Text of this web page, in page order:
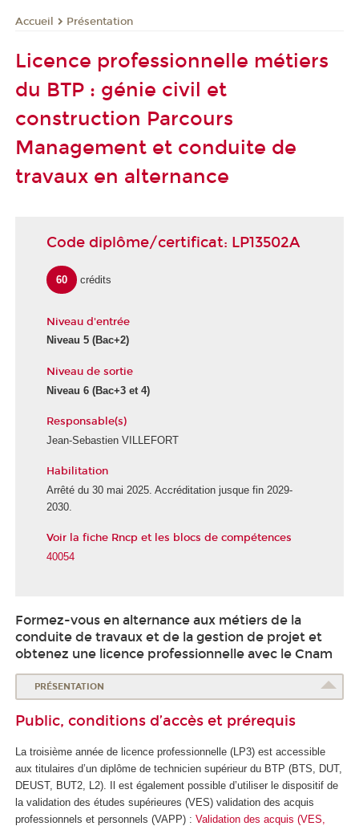
Accueil Présentation
Licence professionnelle métiers
du BTP : génie civil et
construction Parcours
Management et conduite de
travaux en alternance
Code diplôme/certificat: LP13502A
60 crédits
Niveau d'entrée
Niveau 5 (Bac+2)
Niveau de sortie
Niveau 6 (Bac+3 et 4)
Responsable(s)
Jean-Sebastien VILLEFORT
Habilitation
Arrêté du 30 mai 2025. Accréditation jusque fin 2029-
2030.
Voir la fiche Rncp et les blocs de compétences
40054
Formez-vous en alternance aux métiers de la
conduite de travaux et de la gestion de projet et
obtenez une licence professionnelle avec le Cnam
PRÉSENTATION
Public, conditions d’accès et prérequis
La troisième année de licence professionnelle (LP3) est accessible
aux titulaires d’un diplôme de technicien supérieur du BTP (BTS, DUT,
DEUST, BUT2, L2). Il est également possible d’utiliser le dispositif de
la validation des études supérieures (VES) validation des acquis
professionnels et personnels (VAPP) : Validation des acquis (VES,